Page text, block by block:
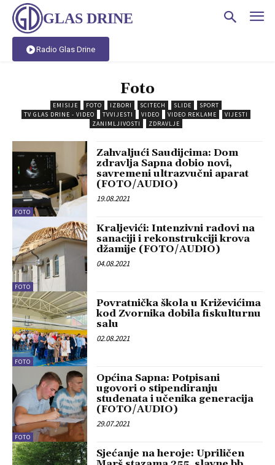
GLAS DRINE
Radio Glas Drine
Foto
EMISIJE FOTO IZBORI SCITECH SLIDE
SPORT
TV GLAS DRINE - VIDEO
TVVIJESTI VIDEO VIDEO REKLAME
VIJESTI
ZANIMLJIVOSTI
ZDRAVLJE
FOTO
Zahvaljući Saudijcima: Dom
zdravlja Sapna dobio novi,
savremeni ultrazvučni aparat
(FOTO/AUDIO)
19.08.2021
FOTO
Kraljevići: Intenzivni radovi na
sanaciji i rekonstrukciji krova
džamije (FOTO/AUDIO)
04.08.2021
FOTO
Povratnička škola u Križevićima
kod Zvornika dobila fiskulturnu
salu
02.08.2021
FOTO
Općina Sapna: Potpisani
ugovori o stipendiranju
studenata i učenika generacija
(FOTO/AUDIO)
29.07.2021
Sjećanje na heroje: Upriličen